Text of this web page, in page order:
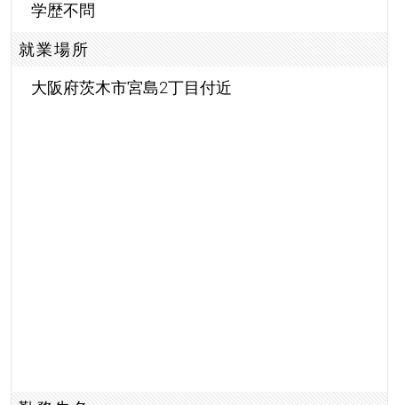
学歴不問
就業場所
大阪府茨木市宮島2丁目付近